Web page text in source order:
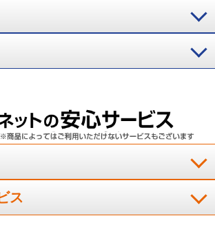
、沈み込んでいくみたいで気持ち良いで
度な反発力があります。
（埼玉県70代M.H様）
うな感じがします。
I.T様
ス